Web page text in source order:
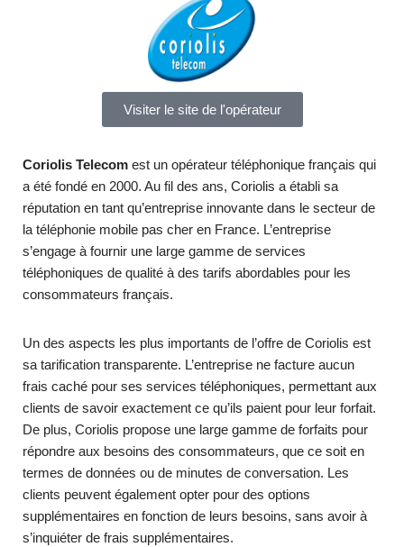
Visiter le site de l'opérateur
Coriolis Telecom est un opérateur téléphonique français qui
a été fondé en 2000. Au fil des ans, Coriolis a établi sa
réputation en tant qu’entreprise innovante dans le secteur de
la téléphonie mobile pas cher en France. L’entreprise
s’engage à fournir une large gamme de services
téléphoniques de qualité à des tarifs abordables pour les
consommateurs français.
Un des aspects les plus importants de l’offre de Coriolis est
sa tarification transparente. L’entreprise ne facture aucun
frais caché pour ses services téléphoniques, permettant aux
clients de savoir exactement ce qu’ils paient pour leur forfait.
De plus, Coriolis propose une large gamme de forfaits pour
répondre aux besoins des consommateurs, que ce soit en
termes de données ou de minutes de conversation. Les
clients peuvent également opter pour des options
supplémentaires en fonction de leurs besoins, sans avoir à
s’inquiéter de frais supplémentaires.